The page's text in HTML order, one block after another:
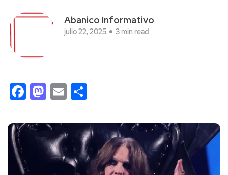
Abanico Informativo
julio 22, 2025 3 min read
Facebook
Mastodon
Email